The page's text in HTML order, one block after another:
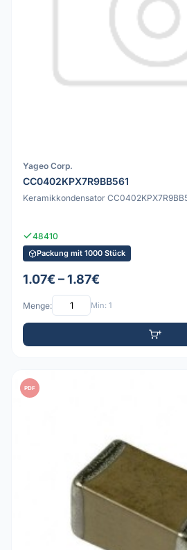
Yageo Corp.
CC0402KPX7R9BB561
Keramikkondensator
48410
Packung mit 1000 Stück
1.07€ – 1.87€
Menge: Min: 1
PDF